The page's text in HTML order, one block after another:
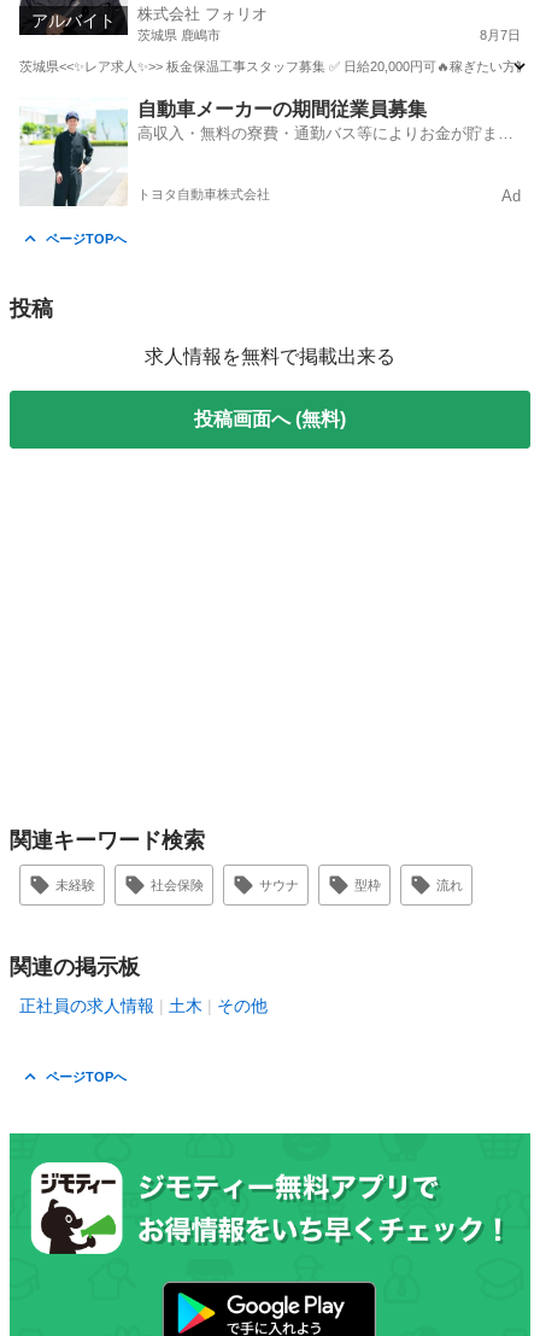
アルバイト 株式会社 フォリオ
茨城県 鹿嶋市 8月7日
茨城県<<✨レア求人✨>> 板金保温工事スタッフ募集 ✅ 日給20,000円可🔥稼ぎたい方
軽作業 茨城 神栖市 軽作業 スタッフ
自動車メーカーの期間従業員募集
高収入・無料の寮費・通勤バス等によりお金が貯まり
トヨタ自動車株式会社 Ad
ページTOPへ
投稿
求人情報を無料で掲載出来る
投稿画面へ (無料)
関連キーワード検索
未経験 社会保険 サウナ 型枠 流れ
関連の掲示板
正社員の求人情報 土木 その他
ページTOPへ